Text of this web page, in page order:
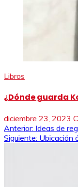
Libros
¿Dónde guarda
diciembre 23, 2023
Navegación
Anterior: Ideas de
Siguiente: Ubicación